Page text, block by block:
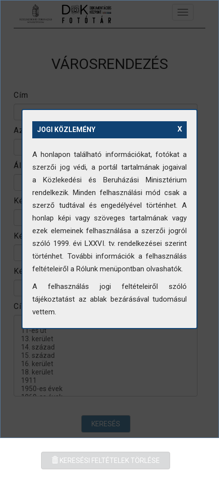
Ugrás a tartalomra
Toggle
navigation
VÁROSRENDEZÉS
Cím
Azonosító
Állomány
Készítő
Készítés helye
Készítés évtizede
Címke
KERESÉS
KERESÉSI FELTÉTELEK TÖRLÉSE
X
JOGI KÖZLEMÉNY
A honlapon található információkat, fotókat a
szerzői jog védi, a portál tartalmának jogaival
a Közlekedési és Beruházási Minisztérium
rendelkezik. Minden felhasználási mód csak a
szerző tudtával és engedélyével történhet. A
honlap képi vagy szöveges tartalmának vagy
ezek elemeinek felhasználása a szerzői jogról
szóló 1999. évi LXXVI. tv. rendelkezései szerint
történhet. További információk a felhasználás
feltételeiről a Rólunk menüpontban olvashatók.
A felhasználás jogi feltételeiről szóló
tájékoztatást az ablak bezárásával tudomásul
vettem.